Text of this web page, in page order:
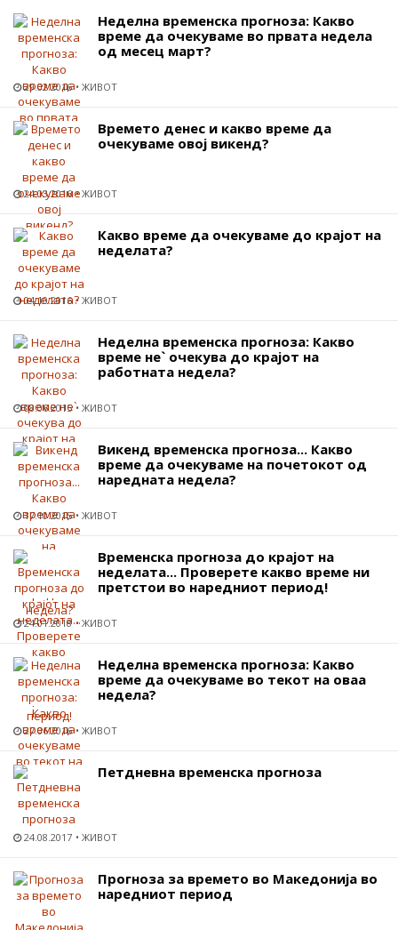
Неделна временска прогноза: Какво
време да очекуваме во првата недела
од месец март?
29.02.2016 ЖИВОТ
Времето денес и какво време да
очекуваме овој викенд?
24.03.2016 ЖИВОТ
Какво време да очекуваме до крајот на
неделата?
04.10.2016 ЖИВОТ
Неделна временска прогноза: Какво
време не` очекува до крајот на
работната недела?
08.06.2015 ЖИВОТ
Викенд временска прогноза... Какво
време да очекуваме на почетокот од
наредната недела?
17.10.2015 ЖИВОТ
Временска прогноза до крајот на
неделата... Проверете какво време ни
претстои во наредниот период!
24.01.2018 ЖИВОТ
Неделна временска прогноза: Какво
време да очекуваме во текот на оваа
недела?
27.06.2016 ЖИВОТ
Петдневна временска прогноза
24.08.2017 ЖИВОТ
Прогноза за времето во Македонија во
наредниот период